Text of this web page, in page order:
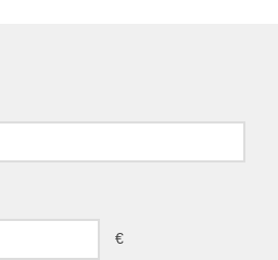
€